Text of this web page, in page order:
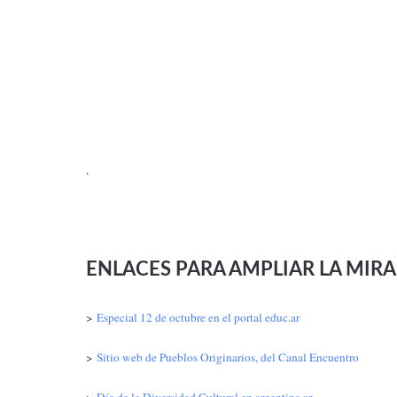
.
ENLACES PARA AMPLIAR LA
> Especial 12 de octubre en el portal educ.ar
> Sitio web de Pueblos Originarios, del Canal Encuentro